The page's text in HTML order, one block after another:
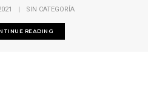
SIN CATEGORÍA
READING